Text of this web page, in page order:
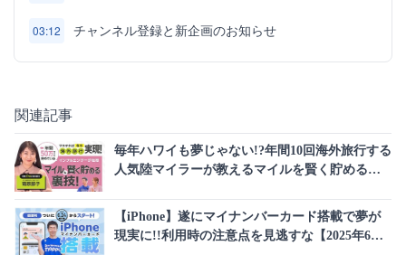
03:12 チャンネル登録と新企画のお知らせ
関連記事
毎年ハワイも夢じゃない!?年間10回海外旅行する
人気陸マイラーが教えるマイルを賢く貯める裏
【iPhone】遂にマイナンバーカード搭載で夢が
現実に!!利用時の注意点を見逃すな【2025年6月